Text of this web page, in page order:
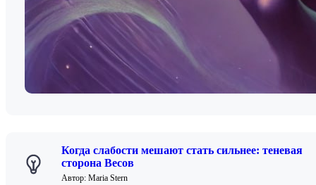
Когда слабости мешают стать сильнее: теневая
сторона Весов
Автор: Maria Stern